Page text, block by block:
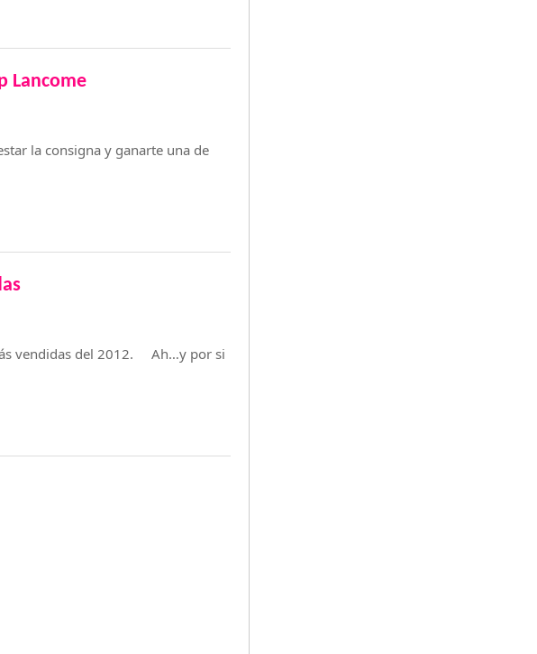
Lancome
la consigna y ganarte una de
vendidas del 2012. Ah…y por si